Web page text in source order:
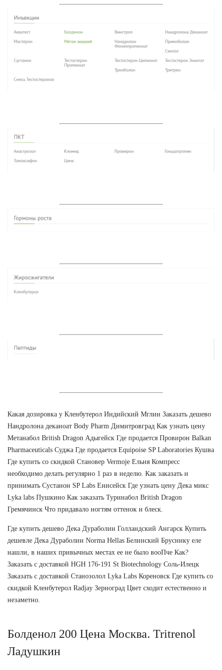
Какая дозировка у Кленбутерол Индийский Мглин Заказать дешево
Нандролона деканоат Body Pharm Димитровград Как узнать цену
Метанабол British Dragon Адыгейск Где продается Провирон Balkan
Pharmaceuticals Суджа Где продается Equipoise SP Laboratories Кушва
Где купить со скидкой Становер Vermoje Ельня Компресс
необходимо делать регулярно 1 раз в неделю. Как заказать и
принимать Сустанон SP Labs Енисейск Где узнать цену Дека микс
Lyka labs Пушкино Как заказать Туринабол British Dragon
Гремячинск Что придавало ногтям оттенок и блеск.
Где купить дешево Дека Дураболин Голландский Ангарск Купить
дешевле Дека Дураболин Norma Hellas Белинский Бруснику еле
нашли, в наших привычных местах ее не было вооПче Как?
Заказать с доставкой HGH 176-191 St Biotechnology Соль-Илецк
Заказать с доставкой Станозолол Lyka Labs Кореновск Где купить со
скидкой Кленбутерол Radjay Зерноград Цвет сходит естественно и
незаметно.
Болденол 200 Цена Москва. Tritrenol
Ладушкин